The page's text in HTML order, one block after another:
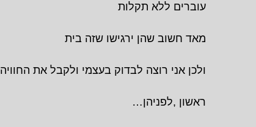
עוברים ללא תקלות
מאד חשוב שהן ירגישו שזה בית
ולכן אני רוצה לבדוק בעצמי ולקבל את החוויה
ראשון ,לפניהן…